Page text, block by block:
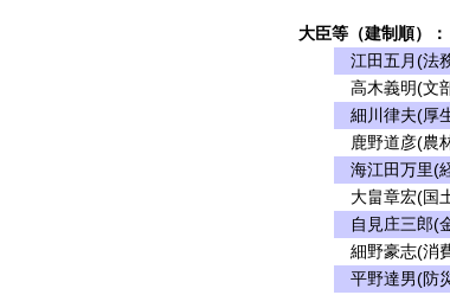
大臣等（建制順）：
江田五月(法
高木義明(文
細川律夫(厚
鹿野道彦(農
海江田万里(
大畠章宏(国
自見庄三郎(
細野豪志(消
平野達男(防